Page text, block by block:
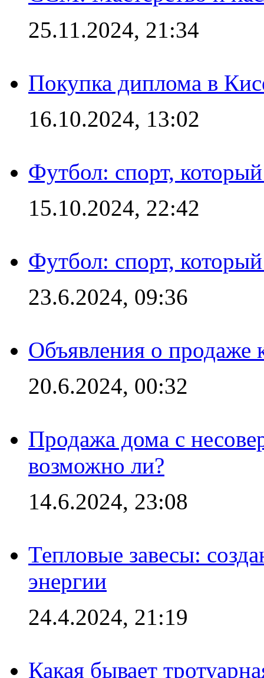
25.11.2024, 21:34
Покупка диплома в
16.10.2024, 13:02
Футбол: спорт,
15.10.2024, 22:42
Футбол: спорт,
23.6.2024, 09:36
Объявления о продаже
20.6.2024, 00:32
Продажа дома с
возможно ли?
14.6.2024, 23:08
Тепловые завесы:
энергии
24.4.2024, 21:19
Какая бывает